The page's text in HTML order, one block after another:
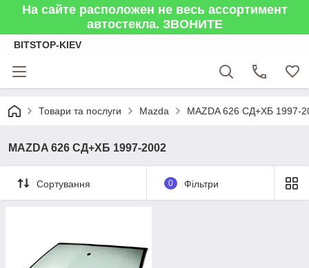
На сайте расположен не весь ассортимент
автостекла. ЗВОНИТЕ
BITSTOP-KIEV
Товари та послуги Mazda MAZDA 626 СД+ХБ 1997-
MAZDA 626 СД+ХБ 1997-2002
Сортування 0 Фільтри